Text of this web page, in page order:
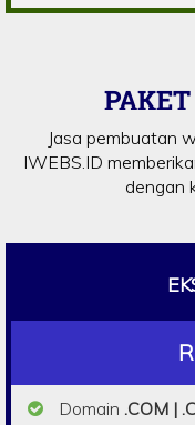
Jasa pembuatan
IWEBS.ID
dengan
Domain .COM |